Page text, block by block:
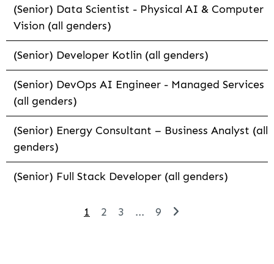
(Senior) Data Scientist - Physical AI & Computer
Vision (all genders)
(Senior) Developer Kotlin (all genders)
(Senior) DevOps AI Engineer - Managed Services
(all genders)
(Senior) Energy Consultant – Business Analyst (all
genders)
(Senior) Full Stack Developer (all genders)
1 2 3 ... 9